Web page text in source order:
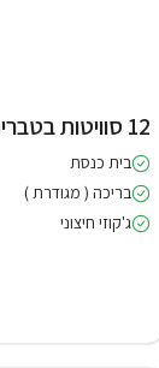
12 סוויטות בטבריה
בית כנסת
בריכה ( מגודרת )
ג'קוזי חיצוני